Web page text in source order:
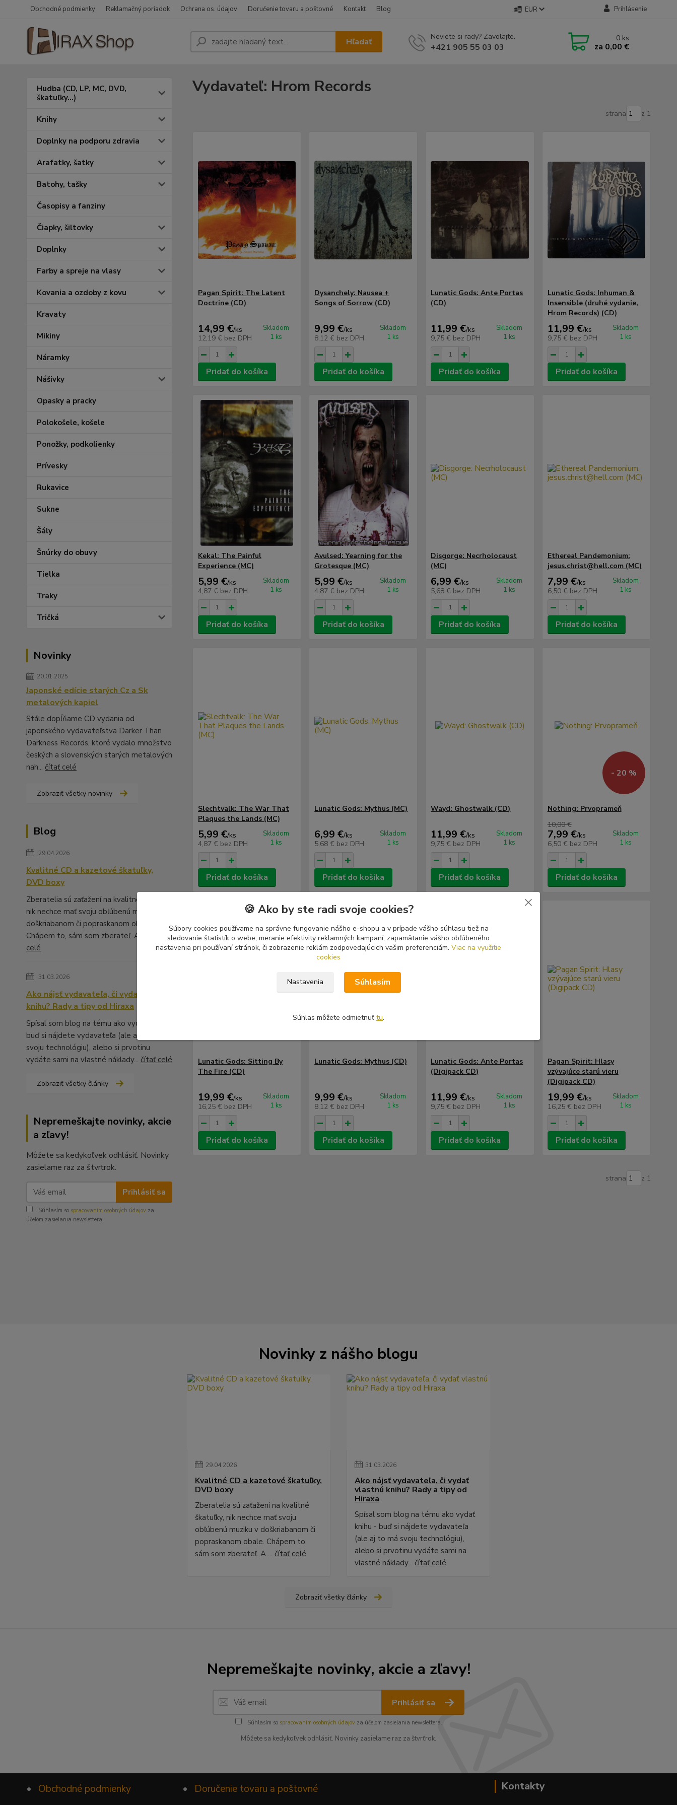
Obchodné podmienky Reklamačný poriadok Ochrana os. údajov Doručenie tovaru a poštovné Kontakt Blog EUR Prihlásenie
Hľadať Neviete si rady? Zavolajte.
+421 905 55 03 03
0 ks
za 0,00 €
Hudba (CD, LP, MC, DVD,
škatuľky...)
Knihy
Doplnky na podporu zdravia
Arafatky, šatky
Batohy, tašky
Časopisy a fanziny
Čiapky, šiltovky
Doplnky
Farby a spreje na vlasy
Kovania a ozdoby z kovu
Kravaty
Mikiny
Náramky
Nášivky
Opasky a pracky
Polokošele, košele
Ponožky, podkolienky
Prívesky
Rukavice
Sukne
Šály
Šnúrky do obuvy
Tielka
Traky
Tričká
Novinky
20.01.2025
Japonské edície starých Cz a Sk
metalových kapiel
Stále dopĺňame CD vydania od
japonského vydavateľstva Darker Than
Darkness Records, ktoré vydalo množstvo
českých a slovenských starých metalových
nah... čítať celé
Zobraziť všetky novinky
Blog
29.04.2026
Kvalitné CD a kazetové škatuľky,
DVD boxy
Zberatelia sú zaťažení na kvalitné škatuľky,
nik nechce mať svoju obľúbenú muziku v
doškriabanom či popraskanom obale.
Chápem to, sám som zberateľ. A ...
celé
31.03.2026
Ako nájsť vydavateľa, či vydať vlastnú
knihu? Rady a tipy od Hiraxa
Spísal som blog na tému ako vydať knihu -
buď si nájdete vydavateľa (ale aj to má
svoju technológiu), alebo si prvotinu
vydáte sami na vlastné náklady... čítať celé
Zobraziť všetky články
Nepremeškajte novinky, akcie
a zľavy!
Môžete sa kedykoľvek odhlásiť. Novinky
zasielame raz za štvrťrok.
Prihlásiť sa
Súhlasím so spracovaním osobných údajov za
účelom zasielania newslettera.
Vydavateľ: Hrom Records
strana z 1
Pagan Spirit: The Latent
Doctrine (CD)
14,99 €/ks
12,19 € bez DPH
Skladom
1 ks
Pridať do košíka
Dysanchely: Nausea +
Songs of Sorrow (CD)
9,99 €/ks
8,12 € bez DPH
Skladom
1 ks
Pridať do košíka
Lunatic Gods: Ante Portas
(CD)
11,99 €/ks
9,75 € bez DPH
Skladom
1 ks
Pridať do košíka
Lunatic Gods: Inhuman &
Insensible (druhé vydanie,
Hrom Records) (CD)
11,99 €/ks
9,75 € bez DPH
Skladom
1 ks
Pridať do košíka
Kekal: The Painful
Experience (MC)
5,99 €/ks
4,87 € bez DPH
Skladom
1 ks
Pridať do košíka
Avulsed: Yearning for the
Grotesque (MC)
5,99 €/ks
4,87 € bez DPH
Skladom
1 ks
Pridať do košíka
Disgorge: Necrholocaust
(MC)
6,99 €/ks
5,68 € bez DPH
Skladom
1 ks
Pridať do košíka
Ethereal Pandemonium:
jesus.christ@hell.com (MC)
7,99 €/ks
6,50 € bez DPH
Skladom
1 ks
Pridať do košíka
Slechtvalk: The War That
Plaques the Lands (MC)
5,99 €/ks
4,87 € bez DPH
Skladom
1 ks
Pridať do košíka
Lunatic Gods: Mythus (MC)
6,99 €/ks
5,68 € bez DPH
Skladom
1 ks
Pridať do košíka
Wayd: Ghostwalk (CD)
11,99 €/ks
9,75 € bez DPH
Skladom
1 ks
Pridať do košíka
- 20 %
Nothing: Prvoprameň
10,00 €
7,99 €/ks
6,50 € bez DPH
Skladom
1 ks
Pridať do košíka
Lunatic Gods: Sitting By
The Fire (CD)
19,99 €/ks
16,25 € bez DPH
Skladom
1 ks
Pridať do košíka
Lunatic Gods: Mythus (CD)
9,99 €/ks
8,12 € bez DPH
Skladom
1 ks
Pridať do košíka
Lunatic Gods: Ante Portas
(Digipack CD)
11,99 €/ks
9,75 € bez DPH
Skladom
1 ks
Pridať do košíka
Pagan Spirit: Hlasy
vzývajúce starú vieru
(Digipack CD)
19,99 €/ks
16,25 € bez DPH
Skladom
1 ks
Pridať do košíka
strana z 1
Novinky z nášho blogu
29.04.2026
Kvalitné CD a kazetové škatuľky,
DVD boxy
Zberatelia sú zaťažení na kvalitné
škatuľky, nik nechce mať svoju
obľúbenú muziku v doškriabanom či
popraskanom obale. Chápem to,
sám som zberateľ. A ... čítať celé
31.03.2026
Ako nájsť vydavateľa, či vydať
vlastnú knihu? Rady a tipy od
Hiraxa
Spísal som blog na tému ako vydať
knihu - buď si nájdete vydavateľa
(ale aj to má svoju technológiu),
alebo si prvotinu vydáte sami na
vlastné náklady... čítať celé
Zobraziť všetky články
Nepremeškajte novinky, akcie a zľavy!
Prihlásiť sa
Súhlasím so spracovaním osobných údajovza účelom zasielania newslettera.
Môžete sa kedykoľvek odhlásiť. Novinky zasielame raz za štvrťrok.
• Obchodné podmienky • Doručenie tovaru a poštovné Kontakty
🍪 Ako by ste radi svoje cookies?
Súbory cookies používame na správne fungovanie nášho e-shopu a v prípade vášho súhlasu tiež na
sledovanie štatistík o webe, meranie efektivity reklamných kampaní, zapamätanie vášho obľúbeného
nastavenia pri používaní stránok, či zobrazenie reklám zodpovedajúcich vašim preferenciám. Viac na využitie
cookies
Nastavenia Súhlasím
Súhlas môžete odmietnuť tu.